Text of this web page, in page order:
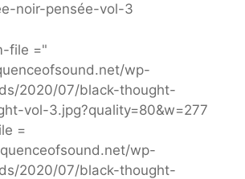
noir-pensée-vol-3
file ="
wp-
2020/07/black-thought-
vol-3.jpg?quality=80&w=277
=
wp-
2020/07/black-thought-